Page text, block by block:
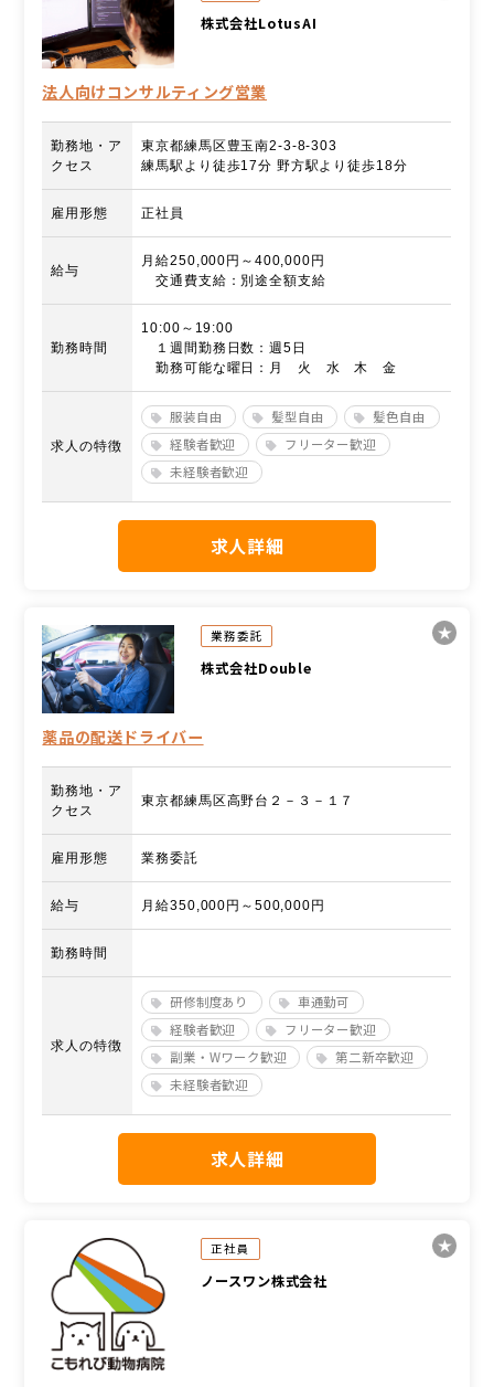
株式会社LotusAI
法人向けコンサルティング営業
勤務地・ア
クセス
東京都練馬区豊玉南2-3-8-303
練馬駅より徒歩17分 野方駅より徒歩18分
雇用形態 正社員
給与
月給250,000円～400,000円
交通費支給：別途全額支給
勤務時間
10:00～19:00
１週間勤務日数：週5日
勤務可能な曜日：月 火 水 木 金
求人の特徴
服装自由 髪型自由
髪色自由
経験者歓迎
フリーター歓迎
未経験者歓迎
求人詳細
業務委託
株式会社Double
薬品の配送ドライバー
勤務地・ア
クセス
東京都練馬区高野台２－３－１７
雇用形態 業務委託
給与 月給350,000円～500,000円
勤務時間
求人の特徴
研修制度あり
車通勤可
経験者歓迎
フリーター歓迎
副業・Wワーク歓迎
第二新卒歓迎
未経験者歓迎
求人詳細
正社員
ノースワン株式会社